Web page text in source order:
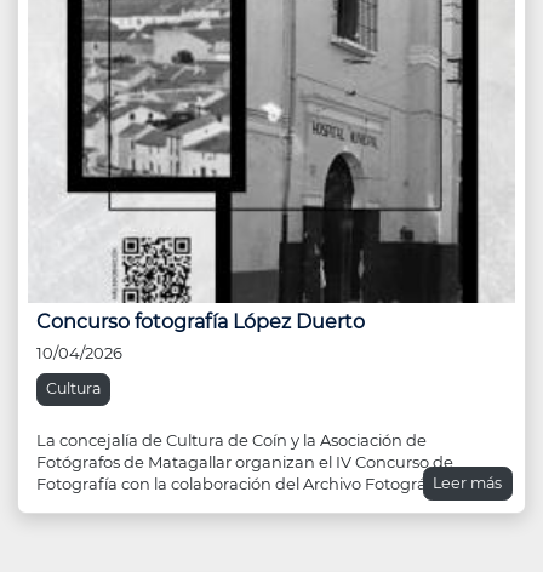
Concurso fotografía López Duerto
10/04/2026
Cultura
La concejalía de Cultura de Coín y la Asociación de
Fotógrafos de Matagallar organizan el IV Concurso de
Fotografía con la colaboración del Archivo FotográficoLeer más